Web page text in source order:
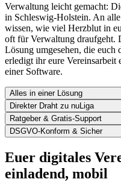
Verwaltung leicht gemacht:
in Schleswig-Holstein. An
wissen, wie viel Herzblut in
oft für Verwaltung draufgeht.
Lösung umgesehen, die
erledigt ihr eure
einer Software.
Alles in einer Lösung
Direkter Draht zu nuLiga
Ratgeber & Gratis-Support
DSGVO-Konform & Sicher
Euer digitales
einladend, mobil